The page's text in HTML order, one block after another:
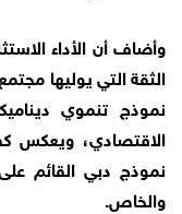
وأضاف أن الأداء
الثقة التي يوليها
نموذج تنموي
الاقتصادي، ويعكس
نموذج دبي القائم
والخاص.